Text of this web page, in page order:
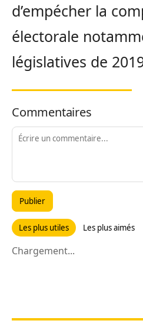
d’empécher la
électorale
législatives de
Commentaires
Publier
Les plus utiles Les plus aimés
Chargement...